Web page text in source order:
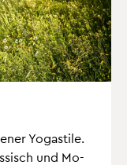
Yo­ga­s­ti­le.
und Mo­